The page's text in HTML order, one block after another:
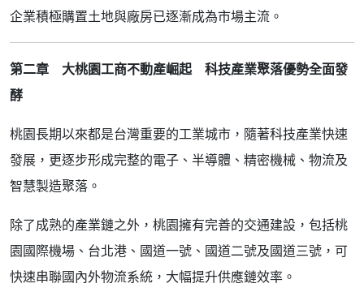
企業積極購置土地與廠房已逐漸成為市場主流。
第二章 大桃園工商不動產崛起 科技產業聚落優勢全面發
酵
桃園長期以來都是台灣重要的工業城市，隨著科技產業快速
發展，更逐步形成完整的電子、半導體、精密機械、物流及
智慧製造聚落。
除了成熟的產業鏈之外，桃園擁有完善的交通建設，包括桃
園國際機場、台北港、國道一號、國道二號及國道三號，可
快速串聯國內外物流系統，大幅提升供應鏈效率。